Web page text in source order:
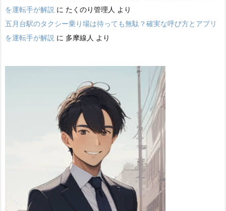
を運転手が解説 に たくのり管理人 より
五月台駅のタクシー乗り場は待っても無駄？確実な呼び方とアプリ
を運転手が解説 に 多摩線人 より